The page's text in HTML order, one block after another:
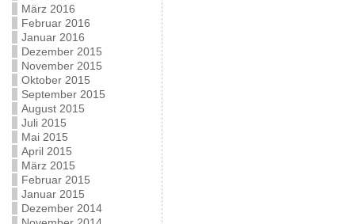
März 2016
Februar 2016
Januar 2016
Dezember 2015
November 2015
Oktober 2015
September 2015
August 2015
Juli 2015
Mai 2015
April 2015
März 2015
Februar 2015
Januar 2015
Dezember 2014